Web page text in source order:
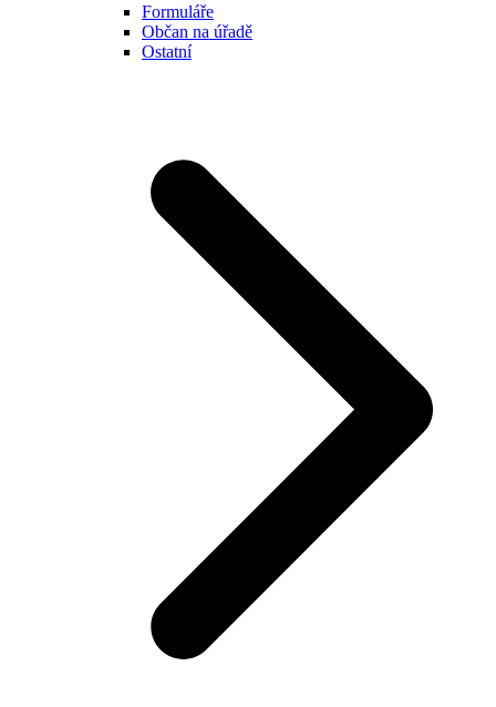
Formuláře
Občan na úřadě
Ostatní